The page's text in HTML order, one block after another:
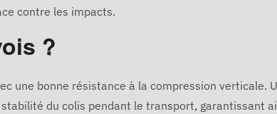
contre les impacts.
?
une bonne résistance à la compression verticale.
du colis pendant le transport, garantissant